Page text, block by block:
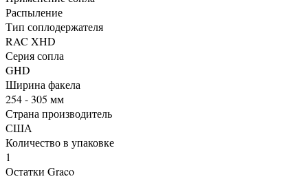
Распыление
Тип соплодержателя
RAC XHD
Серия сопла
GHD
Ширина факела
254 - 305 мм
Страна производитель
США
Количество в упаковке
1
Остатки Graco